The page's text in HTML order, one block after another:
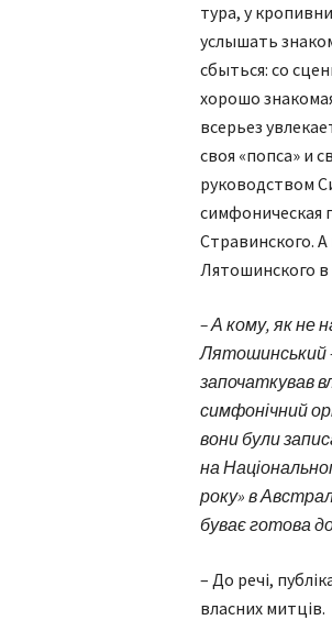
тура, у
услышать
сбыться: со
хорошо
всерьез
своя «попса» и
руководством
симфоническая
Стравинского.
Лятошинского в
– А кому, як не
Лятошинський
започаткував
симфонічний
вони були
на
року» в
буває готова
– До речі,
власних митців.